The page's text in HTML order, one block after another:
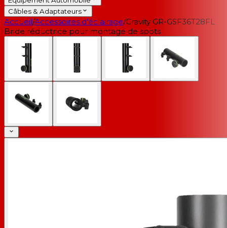
Câbles & Adaptateurs
Accueil/Accessoires d'éclairage/Gravity GR-GSF36T28FL
Bride réductrice pour montage de spots